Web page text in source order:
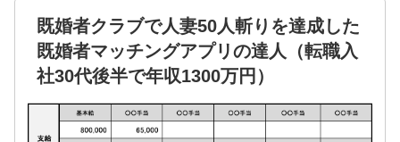
既婚者クラブで人妻50人斬りを達成した
既婚者マッチングアプリの達人（転職入
社30代後半で年収1300万円）